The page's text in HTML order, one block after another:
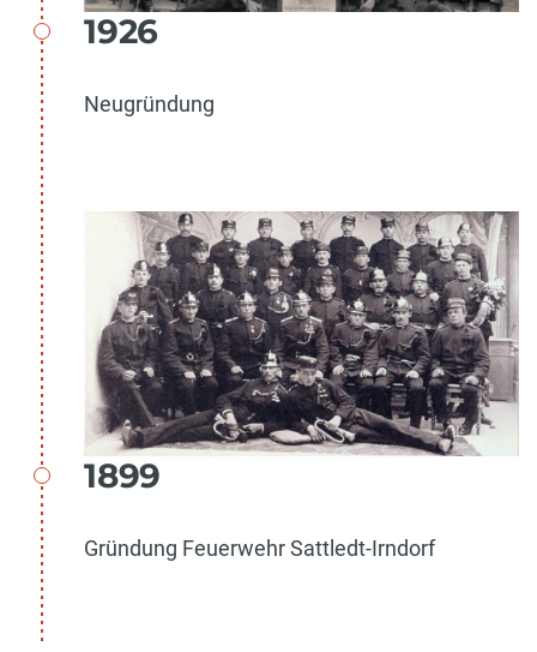
1926
Neugründung
1899
Gründung Feuerwehr Sattledt-Irndorf